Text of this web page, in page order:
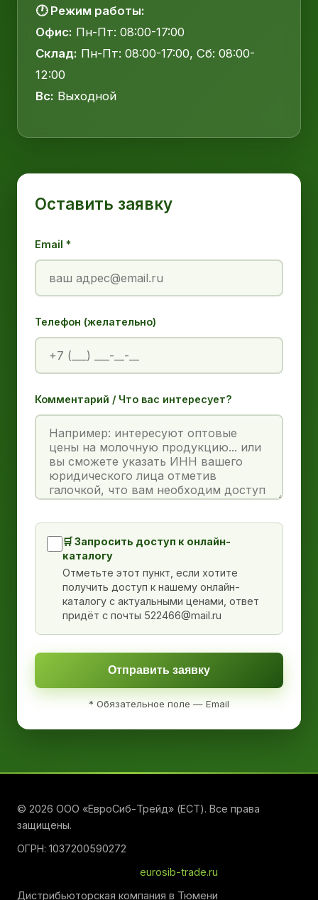
🕐 Режим работы:
Офис: Пн-Пт: 08:00-17:00
Склад: Пн-Пт: 08:00-17:00, Сб: 08:00-
12:00
Вс: Выходной
Оставить заявку
Email *
Телефон (желательно)
Комментарий / Что вас интересует?
🛒 Запросить доступ к онлайн-
каталогу
Отметьте этот пункт, если хотите
получить доступ к нашему онлайн-
каталогу с актуальными ценами, ответ
придёт с почты 522466@mail.ru
Отправить заявку
* Обязательное поле — Email
© 2026 ООО «ЕвроСиб-Трейд» (ЕСТ). Все права
защищены.
ОГРН: 1037200590272
eurosib-trade.ru
Дистрибьюторская компания в Тюмени